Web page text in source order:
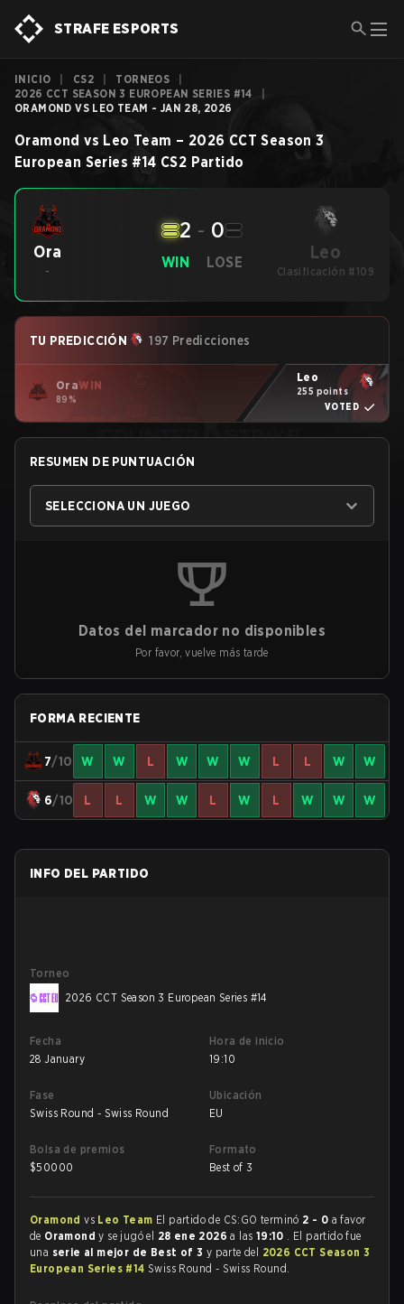
STRAFE ESPORTS
INICIO CS2 TORNEOS
2026 CCT SEASON 3 EUROPEAN SERIES #14
ORAMOND VS LEO TEAM - JAN 28, 2026
Oramond vs Leo Team – 2026 CCT Season 3
European Series #14 CS2 Partido
Ora
-
WIN
2 - 0
LOSE Leo
Clasificación #109
TU PREDICCIÓN 197 Predicciones
OraWIN
89%
Leo
255 points
VOTED
RESUMEN DE PUNTUACIÓN
SELECCIONA UN JUEGO
Datos del marcador no disponibles
Por favor, vuelve más tarde
FORMA RECIENTE
7/10 W W L W W W L L W W
6/10 L L W W L W L W W W
INFO DEL PARTIDO
Torneo
2026 CCT Season 3 European Series #14
Fecha
28 January
Hora de inicio
19:10
Fase
Swiss Round - Swiss Round
Ubicación
EU
Bolsa de premios
$50000
Formato
Best of 3
Oramondvs Leo Team El partido de CS:GO terminó 2 - 0 a favor
de Oramondy se jugó el 28 ene 2026a las 19:10 . El partido fue
una serie al mejor de Best of 3 y parte del 2026 CCT Season 3
European Series #14 Swiss Round - Swiss Round.